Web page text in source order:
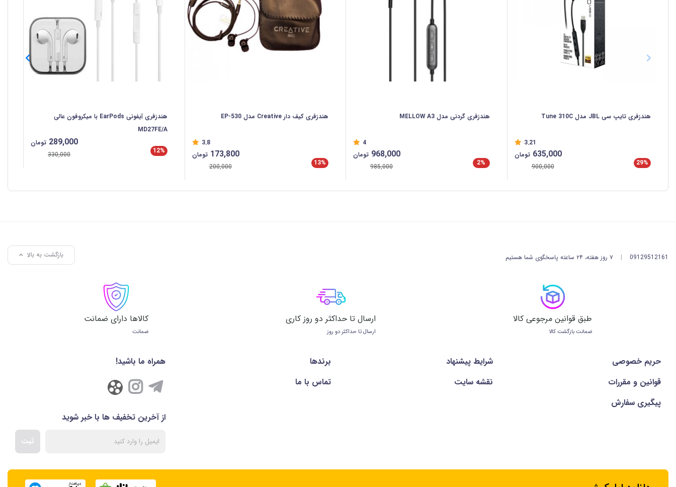
هندزفری تایپ سی JBL مدل Tune 310C
3.21
29%
635,000 تومان
900,000
هندزفری گردنی مدل MELLOW A3
4
2%
968,000 تومان
985,000
هندزفری کیف دار Creative مدل EP-530
3.8
13%
173,800 تومان
200,000
هندزفری آیفونی EarPods با میکروفون عالی
MD27FE/A
12%
289,000 تومان
330,000
09129512161
| ۷ روز هفته، ۲۴ ساعته پاسخگوی شما هستیم بازگشت به بالا
طبق قوانین مرجوعی کالا
ضمانت بازگشت کالا
ارسال تا حداکثر دو روز کاری
ارسال تا حداکثر دو روز
کالاها دارای ضمانت
ضمانت
حریم خصوصی شرايط پيشنهاد
برندها
قوانین و مقررات
نقشه سایت
تماس با ما
پیگیری سفارش
همراه ما باشید!
از آخرین تخفیف ها با خبر شوید
ثبت